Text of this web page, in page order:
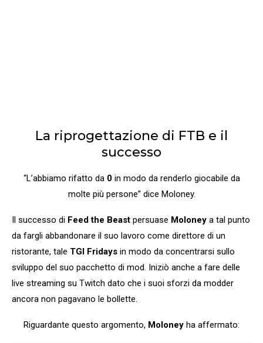
La riprogettazione di FTB e il
successo
“L’abbiamo rifatto da 0in modo da renderlo giocabile da
molte più persone” dice Moloney.
Il successo di Feed the Beast persuase Moloney a tal punto
da fargli abbandonare il suo lavoro come direttore di un
ristorante, tale TGI Fridays in modo da concentrarsi sullo
sviluppo del suo pacchetto di mod. Iniziò anche a fare delle
live streaming su Twitch dato che i suoi sforzi da modder
ancora non pagavano le bollette.
Riguardante questo argomento, Moloney ha affermato: